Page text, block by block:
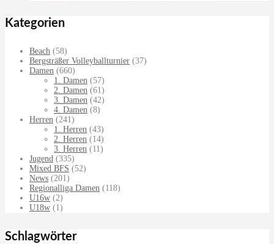
Kategorien
Beach (58)
Bergsträßer Volleyballturnier (37)
Damen (660)
1. Damen (57)
2. Damen (61)
3. Damen (42)
4. Damen (8)
Herren (241)
1. Herren (43)
2. Herren (14)
3. Herren (11)
Jugend (335)
Mixed BFS (52)
News (201)
Regionalliga Damen (118)
U16w (2)
U18w (1)
Schlagwörter